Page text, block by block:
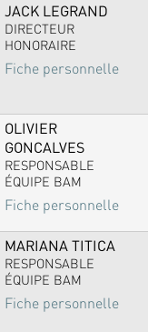
JACK LEGRAND
DIRECTEUR
HONORAIRE
Fiche personnelle
OLIVIER
GONCALVES
RESPONSABLE
ÉQUIPE BAM
Fiche personnelle
MARIANA TITICA
RESPONSABLE
ÉQUIPE BAM
Fiche personnelle